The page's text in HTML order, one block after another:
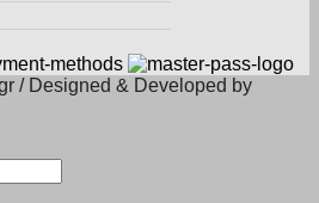
/ Designed & Developed by